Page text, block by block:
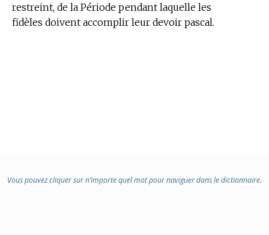
restreint, de la Période pendant laquelle les
fidèles doivent accomplir leur devoir pascal.
Vous pouvez cliquer sur n’importe quel mot pour naviguer dans le dictionnaire.